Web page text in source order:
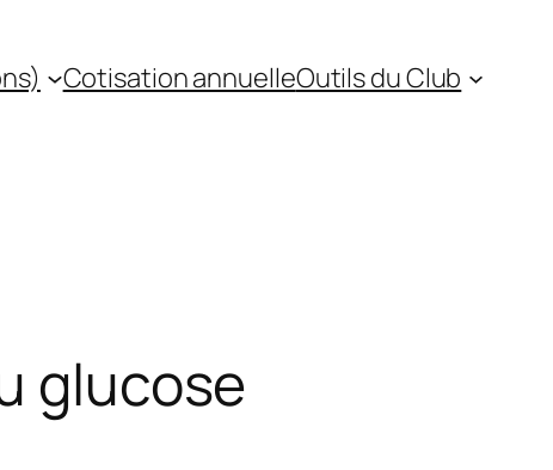
Cotisation annuelleOutils du Club
glucose